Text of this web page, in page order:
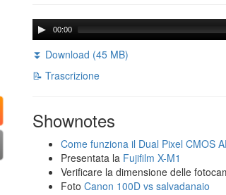
00:00
⏬ Download (45 MB)
📝 Trascrizione
Shownotes
Come funziona il Dual Pixel CMOS
Presentata la Fujifilm X-M1
Verificare la dimensione delle
Foto Canon 100D vs salvadanaio